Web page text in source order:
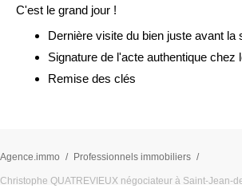
C'est le grand jour !
Dernière visite du bien juste avant la
Signature de l'acte authentique chez
Remise des clés
Agence.immo Professionnels immobiliers
Christophe QUATREVIEUX négociateur à Saint-Jean-